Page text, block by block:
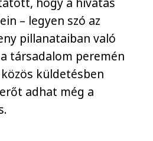
– legyen szó az
pillanataiban való
társadalom peremén
küldetésben
adhat még a